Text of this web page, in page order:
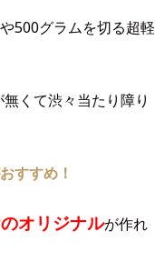
500グラムを切る超軽
くて渋々当たり障り
すすめ！
オリジナルが作れ